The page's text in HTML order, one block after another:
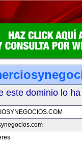
este dominio lo